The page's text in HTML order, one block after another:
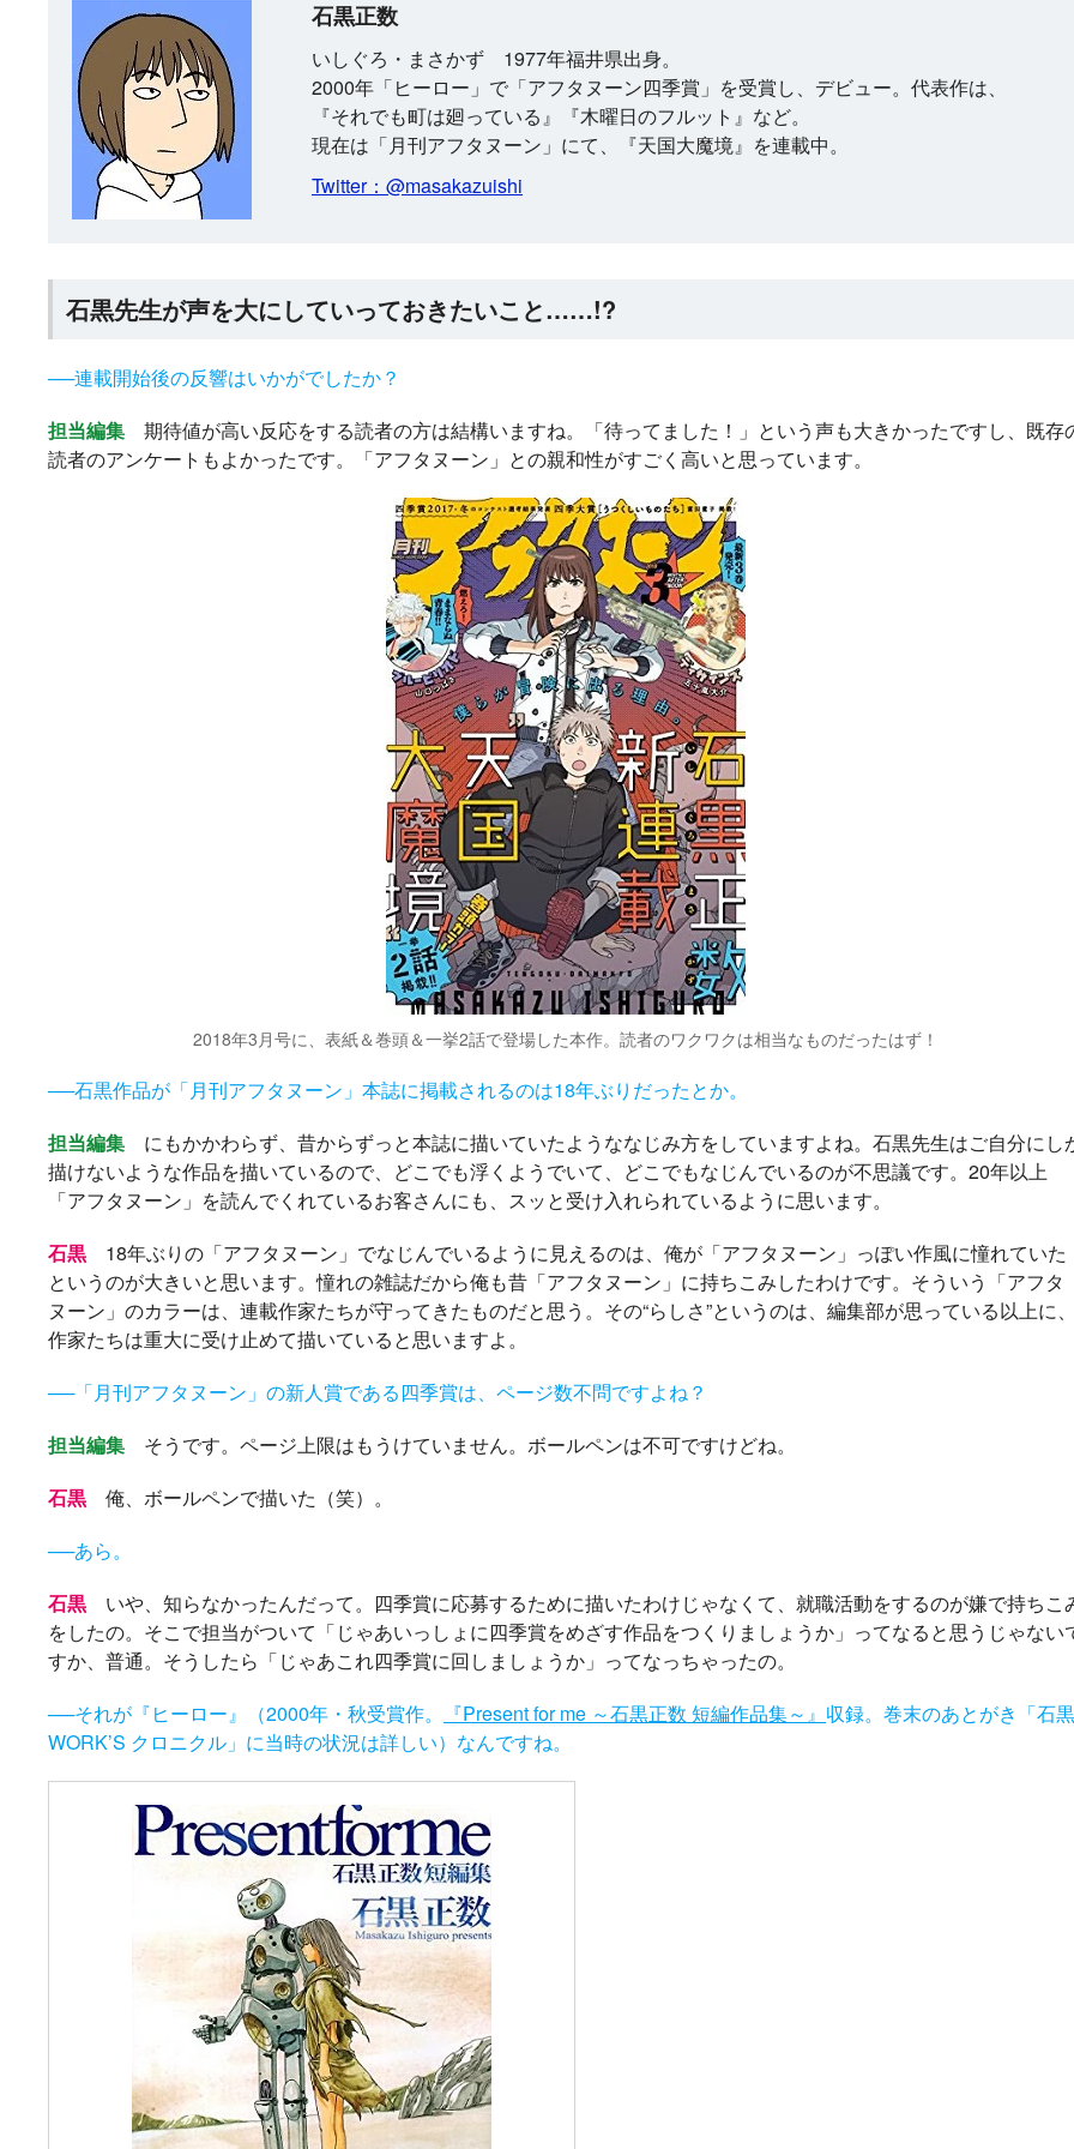
石黒正数
いしぐろ・まさかず 1977年福井県出身。
2000年「ヒーロー」で「アフタヌーン四季賞」を受賞し、デビュー。代表作は、
『それでも町は廻っている』『木曜日のフルット』など。
現在は「月刊アフタヌーン」にて、『天国大魔境』を連載中。
Twitter：@masakazuishi
石黒先生が声を大にしていっておきたいこと……!?
──連載開始後の反響はいかがでしたか？
担当編集 期待値が高い反応をする読者の方は結構いますね。「待ってました！」という声も大きかったですし、既存
読者のアンケートもよかったです。「アフタヌーン」との親和性がすごく高いと思っています。
2018年3月号に、表紙＆巻頭＆一挙2話で登場した本作。読者のワクワクは相当なものだったはず！
──石黒作品が「月刊アフタヌーン」本誌に掲載されるのは18年ぶりだったとか。
担当編集 にもかかわらず、昔からずっと本誌に描いていたようななじみ方をしていますよね。石黒先生はご自分にし
描けないような作品を描いているので、どこでも浮くようでいて、どこでもなじんでいるのが不思議です。20年以上
「アフタヌーン」を読んでくれているお客さんにも、スッと受け入れられているように思います。
石黒 18年ぶりの「アフタヌーン」でなじんでいるように見えるのは、俺が「アフタヌーン」っぽい作風に憧れていた
というのが大きいと思います。憧れの雑誌だから俺も昔「アフタヌーン」に持ちこみしたわけです。そういう「アフタ
ヌーン」のカラーは、連載作家たちが守ってきたものだと思う。その“らしさ”というのは、編集部が思っている以上に
作家たちは重大に受け止めて描いていると思いますよ。
──「月刊アフタヌーン」の新人賞である四季賞は、ページ数不問ですよね？
担当編集 そうです。ページ上限はもうけていません。ボールペンは不可ですけどね。
石黒 俺、ボールペンで描いた（笑）。
──あら。
石黒 いや、知らなかったんだって。四季賞に応募するために描いたわけじゃなくて、就職活動をするのが嫌で持ちこ
をしたの。そこで担当がついて「じゃあいっしょに四季賞をめざす作品をつくりましょうか」ってなると思うじゃない
すか、普通。そうしたら「じゃあこれ四季賞に回しましょうか」ってなっちゃったの。
──それが『ヒーロー』（2000年・秋受賞作。
『Present for me ～石黒正数 短編作品集～』 収録。巻末のあとがき「石黒
WORK’S クロニクル」に当時の状況は詳しい）なんですね。